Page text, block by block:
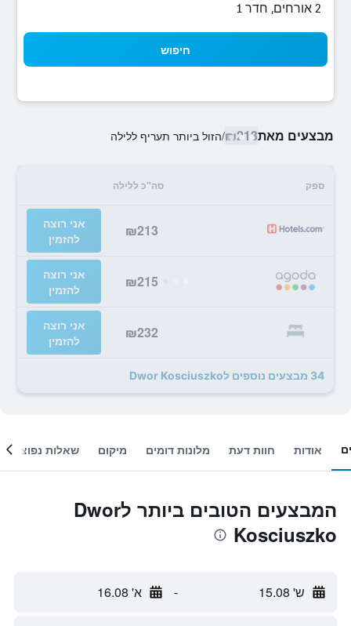
2 אורחים, חדר 1
חיפוש
מבצעים מאת₪213
/הזול ביותר תעריף ללילה
ספק סה"כ ללילה
₪213
אני רוצה
להזמין
₪215
אני רוצה
להזמין
₪232
אני רוצה
להזמין
34 מבצעים נוספים לDwor Kosciuszko
אודות חוות דעת מלונות דומים מיקום שאלות נפוצות
המבצעים הטובים ביותר לDwor
Kosciuszko
ש' 15.08 - א' 16.08